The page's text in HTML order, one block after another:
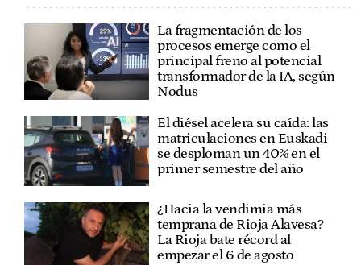
La fragmentación de los
procesos emerge como el
principal freno al potencial
transformador de la IA, según
Nodus
El diésel acelera su caída: las
matriculaciones en Euskadi
se desploman un 40% en el
primer semestre del año
¿Hacia la vendimia más
temprana de Rioja Alavesa?
La Rioja bate récord al
empezar el 6 de agosto